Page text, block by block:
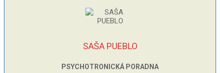
SAŠA PUEBLO
PSYCHOTRONICKÁ PORADNA